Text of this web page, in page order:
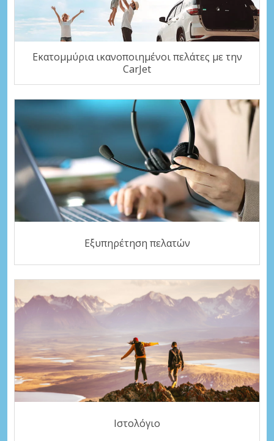
Εκατομμύρια ικανοποιημένοι πελάτες με την
CarJet
Εξυπηρέτηση πελατών
Ιστολόγιο